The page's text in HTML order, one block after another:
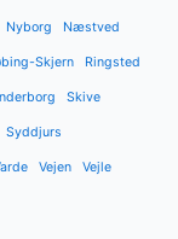
Nyborg Næstved
Skjern Ringsted
Skive
Syddjurs
Vejen Vejle